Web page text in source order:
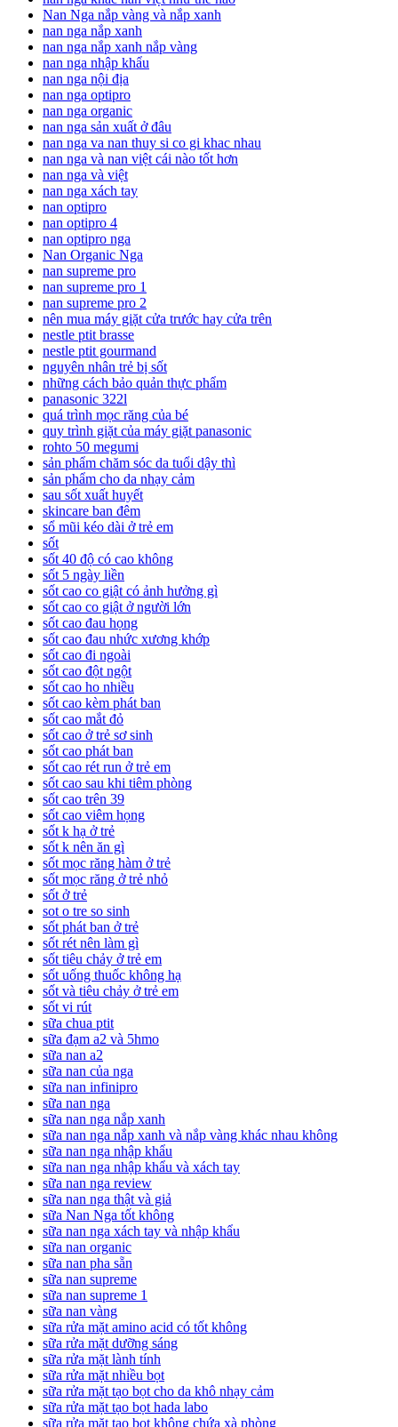
Nan Nga nắp vàng và nắp xanh
nan nga nắp xanh
nan nga nắp xanh nắp vàng
nan nga nhập khẩu
nan nga nội địa
nan nga optipro
nan nga organic
nan nga sản xuất ở đâu
nan nga va nan thuy si co gi khac nhau
nan nga và nan việt cái nào tốt hơn
nan nga và việt
nan nga xách tay
nan optipro
nan optipro 4
nan optipro nga
Nan Organic Nga
nan supreme pro
nan supreme pro 1
nan supreme pro 2
nên mua máy giặt cửa trước hay cửa trên
nestle ptit brasse
nestle ptit gourmand
nguyên nhân trẻ bị sốt
những cách bảo quản thực phẩm
panasonic 322l
quá trình mọc răng của bé
quy trình giặt của máy giặt panasonic
rohto 50 megumi
sản phẩm chăm sóc da tuổi dậy thì
sản phẩm cho da nhạy cảm
sau sốt xuất huyết
skincare ban đêm
sổ mũi kéo dài ở trẻ em
sốt
sốt 40 độ có cao không
sốt 5 ngày liền
sốt cao co giật có ảnh hưởng gì
sốt cao co giật ở người lớn
sốt cao đau họng
sốt cao đau nhức xương khớp
sốt cao đi ngoài
sốt cao đột ngột
sốt cao ho nhiều
sốt cao kèm phát ban
sốt cao mắt đỏ
sốt cao ở trẻ sơ sinh
sốt cao phát ban
sốt cao rét run ở trẻ em
sốt cao sau khi tiêm phòng
sốt cao trên 39
sốt cao viêm họng
sốt k hạ ở trẻ
sốt k nên ăn gì
sốt mọc răng hàm ở trẻ
sốt mọc răng ở trẻ nhỏ
sốt ở trẻ
sot o tre so sinh
sốt phát ban ở trẻ
sốt rét nên làm gì
sốt tiêu chảy ở trẻ em
sốt uống thuốc không hạ
sốt và tiêu chảy ở trẻ em
sốt vi rút
sữa chua ptit
sữa đạm a2 và 5hmo
sữa nan a2
sữa nan của nga
sữa nan infinipro
sữa nan nga
sữa nan nga nắp xanh
sữa nan nga nắp xanh và nắp vàng khác nhau không
sữa nan nga nhập khẩu
sữa nan nga nhập khẩu và xách tay
sữa nan nga review
sữa nan nga thật và giả
sữa Nan Nga tốt không
sữa nan nga xách tay và nhập khẩu
sữa nan organic
sữa nan pha sẵn
sữa nan supreme
sữa nan supreme 1
sữa nan vàng
sữa rửa mặt amino acid có tốt không
sữa rửa mặt dưỡng sáng
sữa rửa mặt lành tính
sữa rửa mặt nhiều bọt
sữa rửa mặt tạo bọt cho da khô nhạy cảm
sữa rửa mặt tạo bọt hada labo
sữa rửa mặt tạo bọt không chứa xà phòng